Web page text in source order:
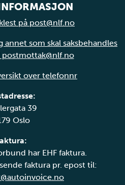
på post@nlf.no
annet som skal saksbehandles
postmottak@nlf.no
over telefonnr
39
Oslo
har EHF faktura.
faktura pr. epost til: